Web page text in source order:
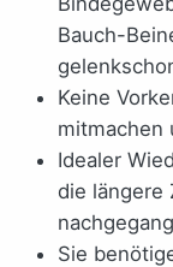
Bauch-
Keine
mitmachen
Idealer
die längere
Sie